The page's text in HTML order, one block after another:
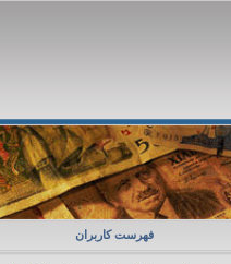
فهرست کاربران